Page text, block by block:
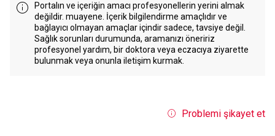
Portalın ve içeriğin amacı profesyonellerin yerini almak
değildir. muayene. İçerik bilgilendirme amaçlıdır ve
bağlayıcı olmayan amaçlar içindir sadece, tavsiye değil.
Sağlık sorunları durumunda, aramanızı öneririz
profesyonel yardım, bir doktora veya eczacıya ziyarette
bulunmak veya onunla iletişim kurmak.
Problemi şikayet et